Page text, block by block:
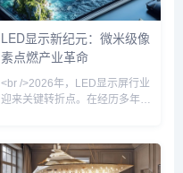
量同比增幅显著。产业链上游的
芯片厂和封装厂稼动率回升至健
康水平，渠道库存回归良性。但
值得注意的是，复苏并非普惠
分化加剧，行业整体呈现出“总
量
LED显示新纪元：微米级像
素点燃产业革命
<br />2026年，LED显示屏行业
迎来关键转折点。在经历多年同
LED（微发光二极管）显示技术
从实验室走向量产线，成为今年